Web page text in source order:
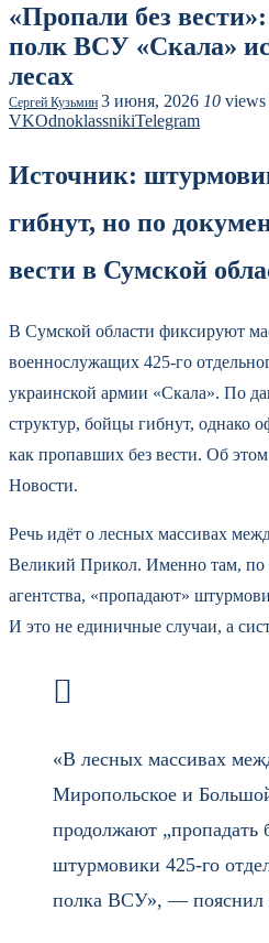
«Пропали без
полк ВСУ «Скала»
лесах
Сергей Кузьмин 3 июня, 2026 10 views
VKOdnoklassnikiTelegram
Источник:
гибнут, но по
вести в Сумской
В Сумской области фиксируют
военнослужащих 425-го
украинской армии «Скала». По
структур, бойцы гибнут, однако
как пропавших без вести. Об
Новости.
Речь идёт о лесных массивах
Великий Прикол. Именно там, по
агентства, «пропадают»
И это не единичные случаи, а
«В лесных массивах
Миропольское и
продолжают „пропадать
штурмовики 425-го
полка ВСУ», — пояснил